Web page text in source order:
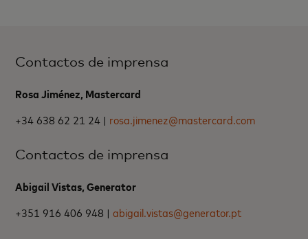
Contactos de imprensa
Rosa Jiménez, Mastercard
+34 638 62 21 24 | rosa.jimenez@mastercard.com
Contactos de imprensa
Abigail Vistas, Generator
+351 916 406 948 |abigail.vistas@generator.pt